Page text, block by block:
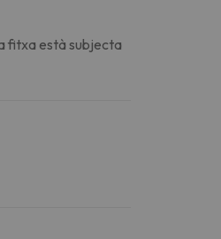
fitxa està subjecta